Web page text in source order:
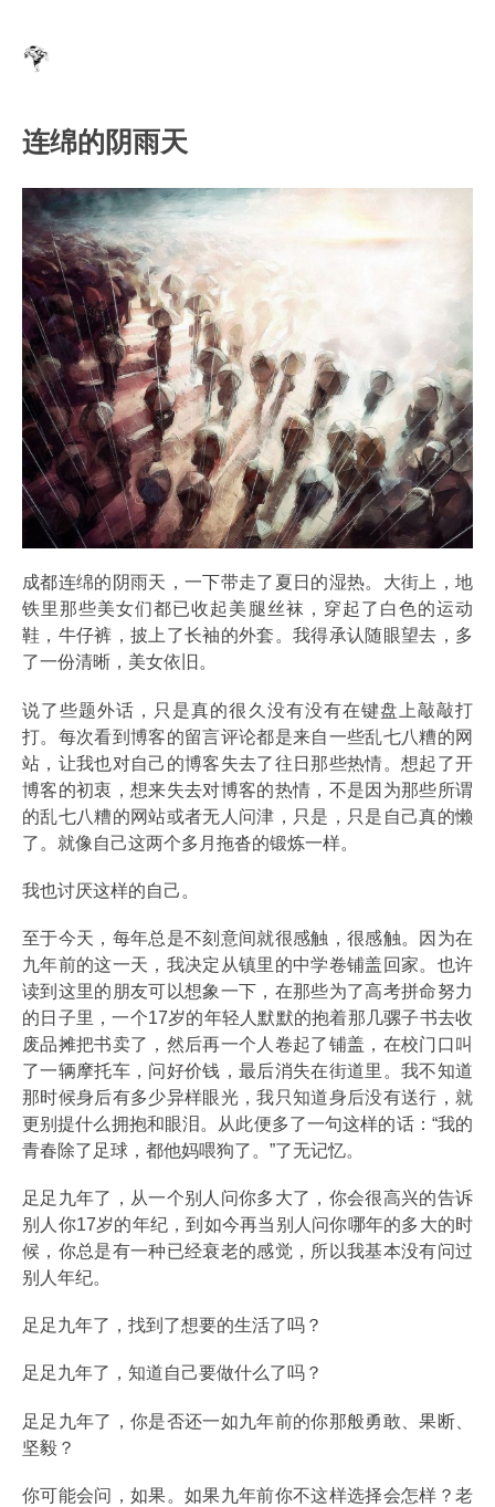
连绵的阴雨天
成都连绵的阴雨天，一下带走了夏日的湿热。大街上，地
铁里那些美女们都已收起美腿丝袜，穿起了白色的运动
鞋，牛仔裤，披上了长袖的外套。我得承认随眼望去，多
了一份清晰，美女依旧。
说了些题外话，只是真的很久没有没有在键盘上敲敲打
打。每次看到博客的留言评论都是来自一些乱七八糟的网
站，让我也对自己的博客失去了往日那些热情。想起了开
博客的初衷，想来失去对博客的热情，不是因为那些所谓
的乱七八糟的网站或者无人问津，只是，只是自己真的懒
了。就像自己这两个多月拖沓的锻炼一样。
我也讨厌这样的自己。
至于今天，每年总是不刻意间就很感触，很感触。因为在
九年前的这一天，我决定从镇里的中学卷铺盖回家。也许
读到这里的朋友可以想象一下，在那些为了高考拼命努力
的日子里，一个17岁的年轻人默默的抱着那几骡子书去收
废品摊把书卖了，然后再一个人卷起了铺盖，在校门口叫
了一辆摩托车，问好价钱，最后消失在街道里。我不知道
那时候身后有多少异样眼光，我只知道身后没有送行，就
更别提什么拥抱和眼泪。从此便多了一句这样的话：“我的
青春除了足球，都他妈喂狗了。”了无记忆。
足足九年了，从一个别人问你多大了，你会很高兴的告诉
别人你17岁的年纪，到如今再当别人问你哪年的多大的时
候，你总是有一种已经衰老的感觉，所以我基本没有问过
别人年纪。
足足九年了，找到了想要的生活了吗？
足足九年了，知道自己要做什么了吗？
足足九年了，你是否还一如九年前的你那般勇敢、果断、
坚毅？
你可能会问，如果。如果九年前你不这样选择会怎样？老